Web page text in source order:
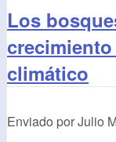
Los
climático
Enviado porJulio